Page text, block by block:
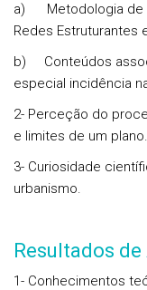
a) Metodologia
Redes Estruturantes
b) Conteúdos
especial incidência
2- Perceção do
e limites de um plano.
3- Curiosidade
urbanismo.
Resultados
1- Conhecimentos